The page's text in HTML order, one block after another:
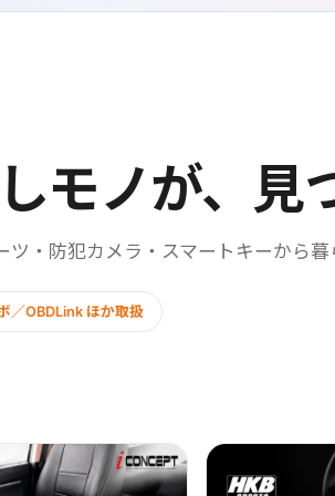
モノが、見
ツ・防犯カメラ・スマートキーから
／OBDLink ほか取扱